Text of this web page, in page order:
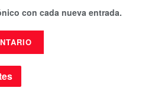
con cada nueva entrada.